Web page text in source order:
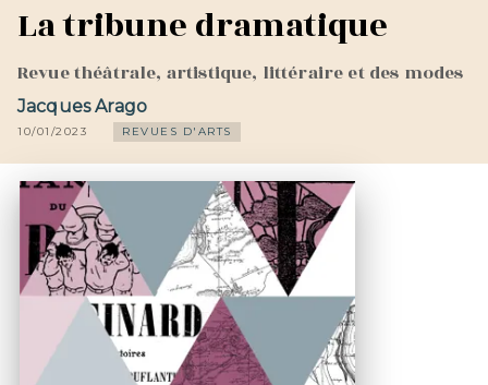
La tribune dramatique
Revue théâtrale, artistique, littéraire et des modes
Jacques Arago
10/01/2023 REVUES D'ARTS